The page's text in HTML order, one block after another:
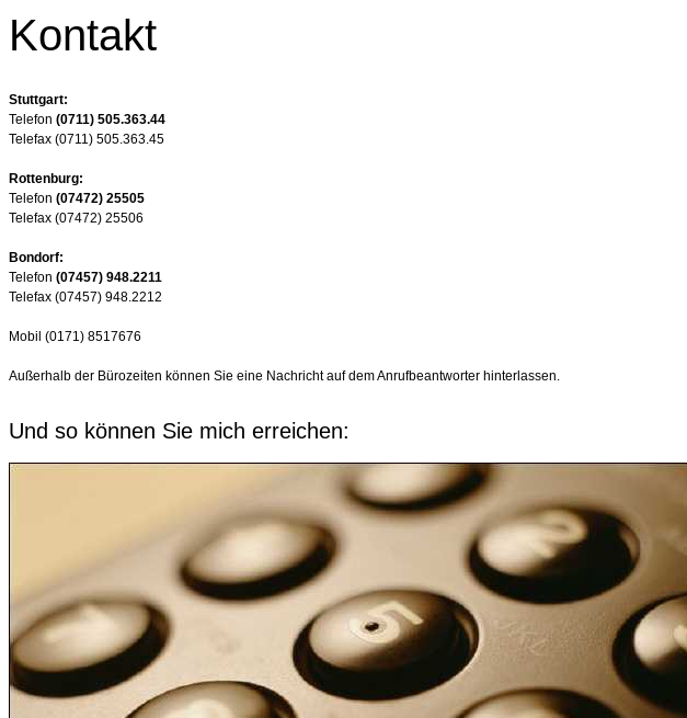
Kontakt
Stuttgart:
Telefon (0711) 505.363.44
Telefax (0711) 505.363.45
Rottenburg:
Telefon (07472) 25505
Telefax (07472) 25506
Bondorf:
Telefon (07457) 948.2211
Telefax (07457) 948.2212
Mobil (0171) 8517676
Außerhalb der Bürozeiten können Sie eine Nachricht auf dem Anrufbeantworter hinterlassen.
Und so können Sie mich erreichen: